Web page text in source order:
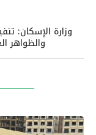
وزارة الإسكان:
والظواهر